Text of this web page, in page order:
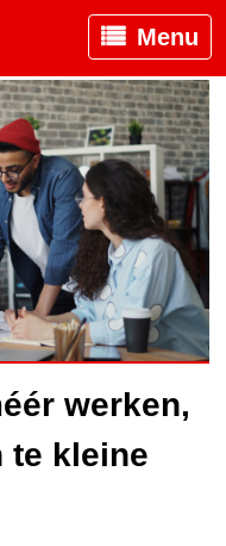
Menu
werken,
te kleine